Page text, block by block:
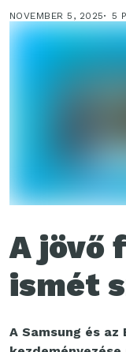
NOVEMBER 5, 2025 5
A jövő
ismét
A Samsung és az